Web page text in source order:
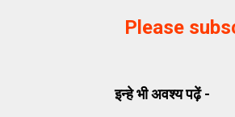
Please
इन्हे भी अवश्य पढ़ें -